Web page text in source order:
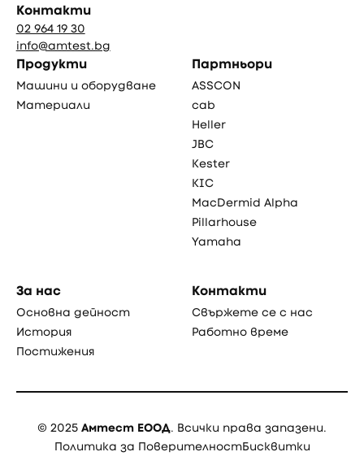
Контакти
02 964 19 30
info@amtest.bg
Продукти
Машини и оборудване
Материали
Партньори
ASSCON
cab
Heller
JBC
Kester
KIC
MacDermid Alpha
Pillarhouse
Yamaha
За нас
Основна дейност
История
Постижения
Контакти
Свържете се с нас
Работно време
© 2025 Амтест ЕООД. Всички права запазени.
Политика за ПоверителностБисквитки